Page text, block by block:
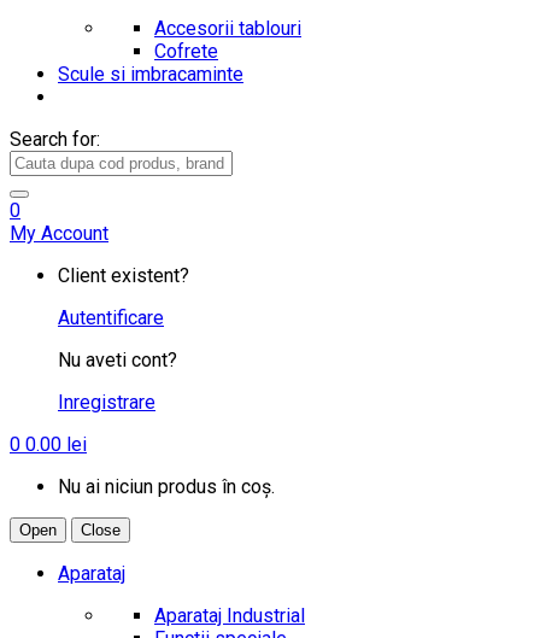
Accesorii tablouri
Cofrete
Scule si imbracaminte
Search for:
0
My Account
Client existent?
Autentificare
Nu aveti cont?
Inregistrare
0 0.00 lei
Nu ai niciun produs în coș.
Open Close
Aparataj
Aparataj Industrial